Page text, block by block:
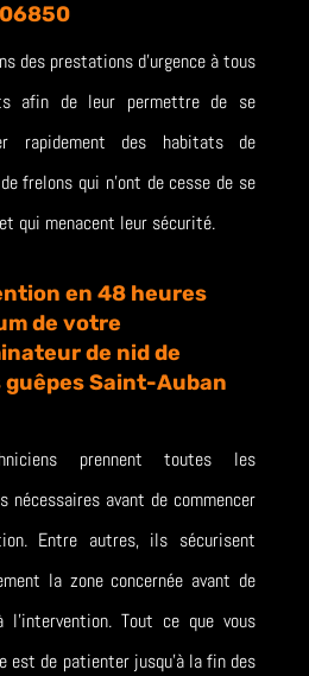
des prestations d’urgence à tous
afin de leur permettre de se
rapidement des habitats de
frelons qui n’ont de cesse de se
qui menacent leur sécurité.
en 48 heures
de votre
de nid de
Saint-Auban
prennent toutes les
nécessaires avant de commencer
Entre autres, ils sécurisent
la zone concernée avant de
l’intervention. Tout ce que vous
est de patienter jusqu’à la fin des